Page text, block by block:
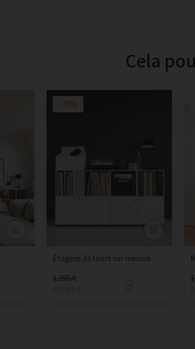
Cela
-33%
Étagère 33 tours sur mesure
1.295 €
867,65 €